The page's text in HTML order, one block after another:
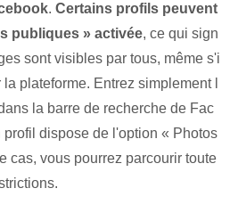
. Certains profils peuvent
publiques » activée, ce qui sign
sont visibles par tous,⁤ même s'i
plateforme. Entrez simplement l
la barre de recherche de Fac
dispose de l'option « Photos
cas, vous pourrez parcourir toute